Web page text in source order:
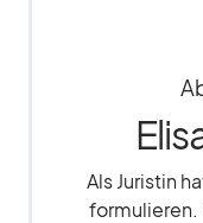
Als Juristin
formulieren.